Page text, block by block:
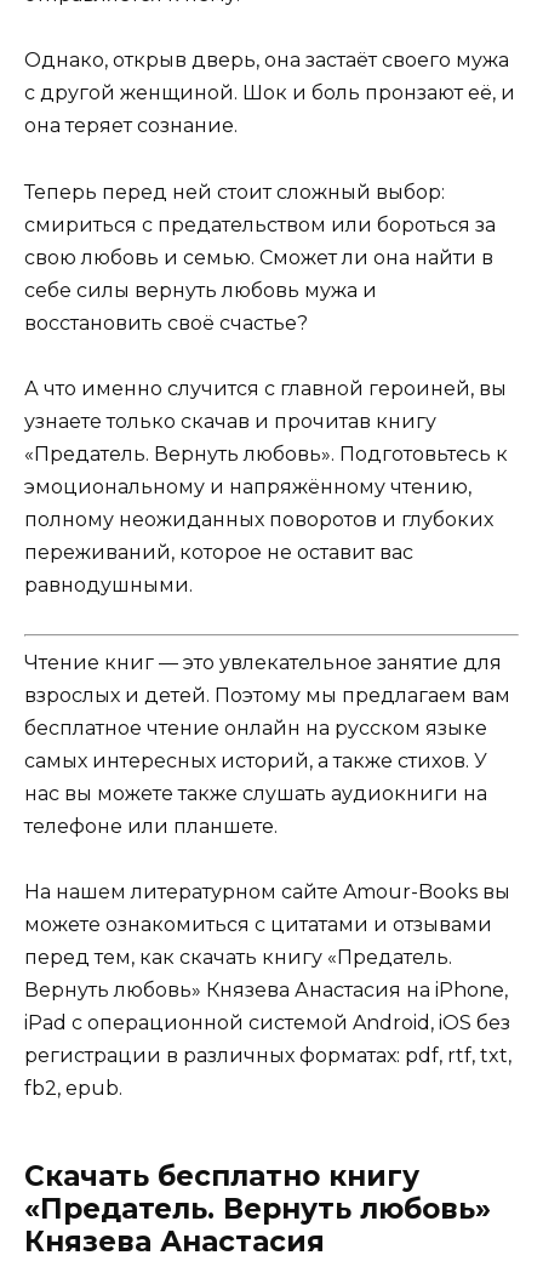
Однако, открыв дверь, она застаёт своего мужа
с другой женщиной. Шок и боль пронзают её, и
она теряет сознание.
Теперь перед ней стоит сложный выбор:
смириться с предательством или бороться за
свою любовь и семью. Сможет ли она найти в
себе силы вернуть любовь мужа и
восстановить своё счастье?
А что именно случится с главной героиней, вы
узнаете только скачав и прочитав книгу
«Предатель. Вернуть любовь». Подготовьтесь к
эмоциональному и напряжённому чтению,
полному неожиданных поворотов и глубоких
переживаний, которое не оставит вас
равнодушными.
Чтение книг — это увлекательное занятие для
взрослых и детей. Поэтому мы предлагаем вам
бесплатное чтение онлайн на русском языке
самых интересных историй, а также стихов. У
нас вы можете также слушать аудиокниги на
телефоне или планшете.
На нашем литературном сайте Amour-Books вы
можете ознакомиться с цитатами и отзывами
перед тем, как скачать книгу «Предатель.
Вернуть любовь» Князева Анастасия на iPhone,
iPad с операционной системой Android, iOS без
регистрации в различных форматах: pdf, rtf, txt,
fb2, epub.
Скачать бесплатно книгу
«Предатель. Вернуть любовь»
Князева Анастасия